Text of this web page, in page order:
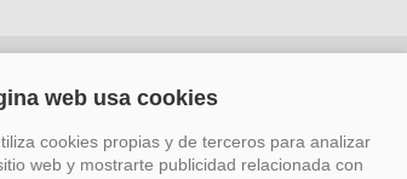
29006) Tel: +34 917 815 555 -